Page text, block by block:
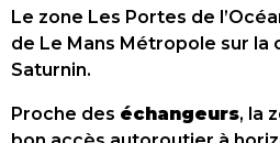
Le zone Les Portes de
de Le Mans Métropole sur la
Saturnin.
Proche des échangeurs, la